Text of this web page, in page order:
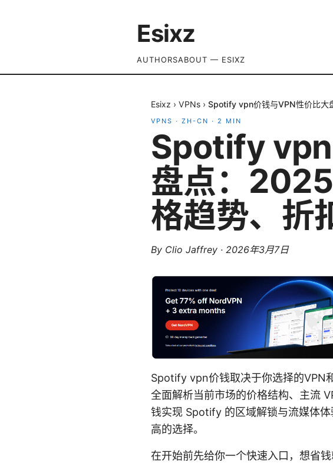
Esixz
AUTHORSABOUT — ESIXZ
Esixz › VPNs › Spotify vpn价钱与VPN性价比大
VPNS · ZH-CN · 2 MIN
Spotify vpn
盘点：
格趋势、折
By Clio Jaffrey · 2026年3月7日
Spotify vpn价钱取决于你选择的VPN
全面解析当前市场的价格结构、主流
钱实现 Spotify 的区域解锁与流媒体
高的选择。
在开始前先给你一个快速入口，想省